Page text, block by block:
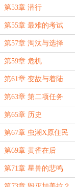
第53章 潜行
第55章 最难的考试
第57章 淘汰与选择
第59章 危机
第61章 变故与着陆
第63章 第二项任务
第65章 历史
第67章 虫潮X原住民
第69章 黄雀在后
第71章 星兽的悲鸣